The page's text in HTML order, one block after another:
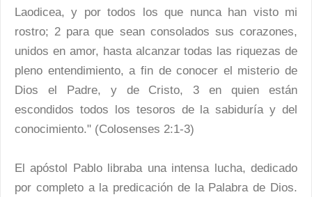
Laodicea, y por todos los que nunca han visto mi
rostro; 2 para que sean consolados sus corazones,
unidos en amor, hasta alcanzar todas las riquezas de
pleno entendimiento, a fin de conocer el misterio de
Dios el Padre, y de Cristo, 3 en quien están
escondidos todos los tesoros de la sabiduría y del
conocimiento." (Colosenses 2:1-3)
El apóstol Pablo libraba una intensa lucha, dedicado
por completo a la predicación de la Palabra de Dios.